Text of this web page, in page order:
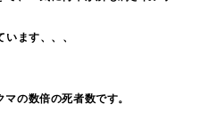
ます、、、
の数倍の死者数です。